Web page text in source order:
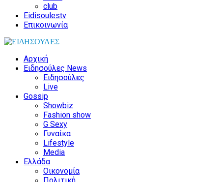
club
Eidisoulestv
Επικοινωνία
Αρχική
Ειδησούλες News
Ειδησούλες
Live
Gossip
Showbiz
Fashion show
G Sexy
Γυναίκα
Lifestyle
Media
Ελλάδα
Οικονομία
Πολιτική